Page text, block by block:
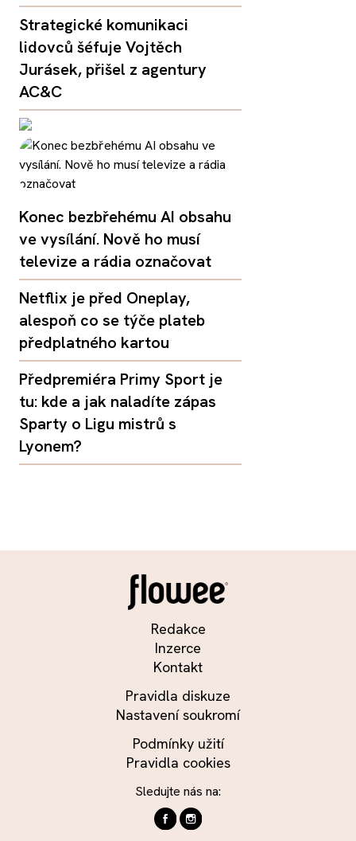
Strategické komunikaci
lidovců šéfuje Vojtěch
Jurásek, přišel z agentury
AC&C
Konec bezbřehému AI obsahu
ve vysílání. Nově ho musí
televize a rádia označovat
Netflix je před Oneplay,
alespoň co se týče plateb
předplatného kartou
Předpremiéra Primy Sport je
tu: kde a jak naladíte zápas
Sparty o Ligu mistrů s
Lyonem?
Redakce
Inzerce
Kontakt
Pravidla diskuze
Nastavení soukromí
Podmínky užití
Pravidla cookies
Sledujte nás na: